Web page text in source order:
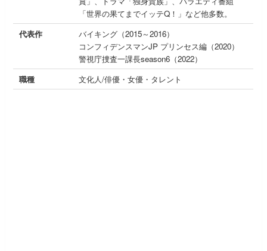
「世界の果てまでイッテQ！」など他多数。
代表作
バイキング（2015～2016）
コンフィデンスマンJP プリンセス編（2020）
警視庁捜査一課長season6（2022）
職種
文化人/俳優・女優・タレント